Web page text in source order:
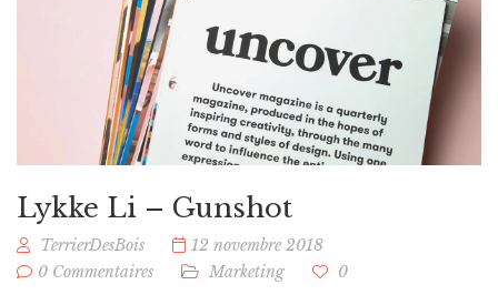
Lykke Li – Gunshot
TerrierDesBois
12 novembre 2018
0 Commentaires
Marketing 0